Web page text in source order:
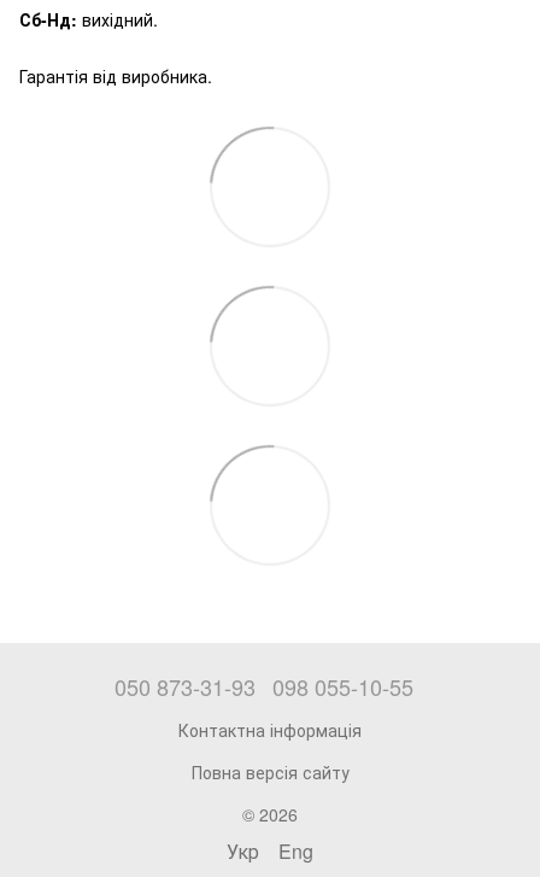
Сб-Нд: вихідний.
Гарантія від виробника.
050 873-31-93 098 055-10-55
Контактна інформація
Повна версія сайту
© 2026
Укр Eng